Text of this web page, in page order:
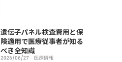
遺伝子パネル検査費用と保
険適用で医療従事者が知る
べき全知識
2026/06/27 医療情報